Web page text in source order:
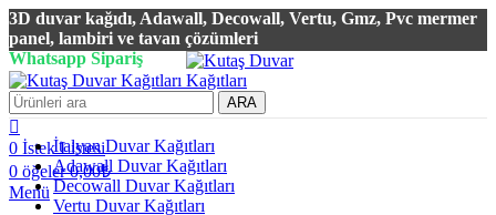
3D duvar kağıdı, Adawall, Decowall, Vertu, Gmz, Pvc mermer
panel, lambiri ve tavan çözümleri
Whatsapp Sipariş
2500 TL üzeri alışverişlerde vade farksız 3 taksit fırsatı!
ARA
0 İstek Listesi
0 öğeler 0,00₺
Menü
İtalyan Duvar Kağıtları
Adawall Duvar Kağıtları
Decowall Duvar Kağıtları
Vertu Duvar Kağıtları